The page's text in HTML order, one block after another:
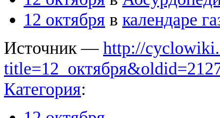
12 октября в календаре
Источник — http://
Категория: